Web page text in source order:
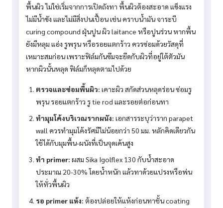
พื้นผิว ไม่ใช่เริ่มจากการเปิดถังทา พื้นผิวต้องสะอาด แข็งแรง
ไม่มีน้ำขัง และไม่มีสิ่งปนเปื้อน เช่น คราบน้ำมัน จาระบี
curing compound ฝุ่นปูน ผิว laitance หรือปูนร่วน หากพื้น
ยังมีหลุม แอ่ง รูพรุน หรือรอยแตกร้าว ควรซ่อมด้วยวัสดุที่
เหมาะสมก่อน เพราะฟิล์มกันซึมจะยึดกับผิวที่อยู่ใต้ตัวมัน
หากผิวนั้นหลุด ฟิล์มก็หลุดตามไปด้วย
ตรวจและซ่อมพื้นผิว: เคาะผิว สกัดส่วนหลุดร่อน ซ่อมรู
พรุน รอยแตกร้าว รู tie rod และรอยต่อก่อนทา
ทำมุมโค้งบริเวณรากผนัง: เอกสารระบุว่าราก parapet
wall ควรทำมุมโค้งรัศมีไม่น้อยกว่า 50 มม. หลักคิดเดียวกัน
ใช้ได้กับมุมพื้น-ผนังที่เป็นจุดเค้นสูง
ทำ primer: ผสม Sika Igolflex 130 กับน้ำสะอาด
ประมาณ 20-30% โดยน้ำหนัก แล้วทาด้วยแปรงหรือพ่น
ให้ทั่วพื้นผิว
รอ primer แห้ง: ต้องปล่อยให้แห้งก่อนทาชั้น coating